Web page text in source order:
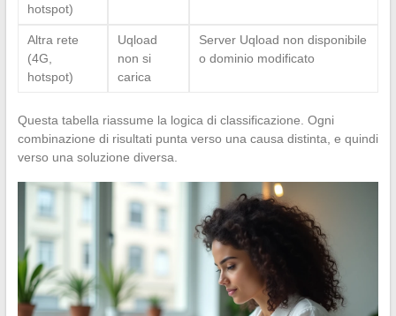
hotspot)
Altra rete
(4G,
hotspot)
Uqload
non si
carica
Server Uqload non disponibile
o dominio modificato
Questa tabella riassume la logica di classificazione. Ogni
combinazione di risultati punta verso una causa distinta, e quindi
verso una soluzione diversa.